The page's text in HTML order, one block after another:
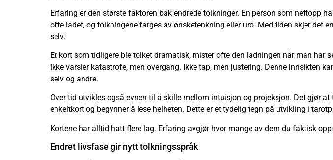
Erfaring er den største faktoren bak endrede tolkninger. En person som nettopp
ofte ladet, og tolkningene farges av ønsketenkning eller uro. Med tiden skjer det
selv.
Et kort som tidligere ble tolket dramatisk, mister ofte den ladningen når man har
ikke varsler katastrofe, men overgang. Ikke tap, men justering. Denne innsikten
selv og andre.
Over tid utvikles også evnen til å skille mellom intuisjon og projeksjon. Det gjør
enkeltkort og begynner å lese helheten. Dette er et tydelig tegn på utvikling i
Kortene har alltid hatt flere lag. Erfaring avgjør hvor mange av dem du faktisk
Endret livsfase gir nytt tolkningsspråk